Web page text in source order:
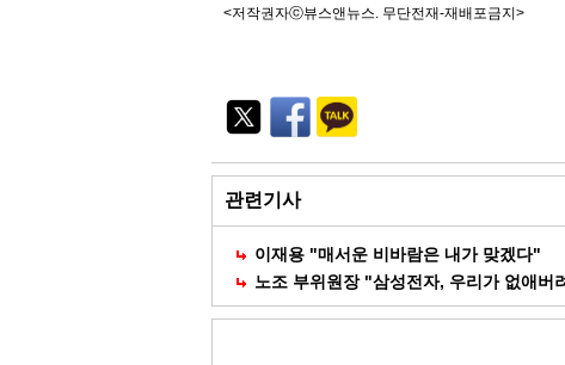
<저작권자ⓒ뷰스앤뉴스. 무단전재-재배포금지>
능
외
공
유
관련기사
이재용 "매서운 비바람은 내가 맞겠다"
노조 부위원장 "삼성전자, 우리가 없애버